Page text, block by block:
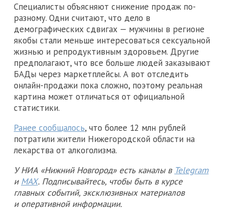
Специалисты объясняют снижение продаж по-
разному. Одни считают, что дело в
демографических сдвигах — мужчины в регионе
якобы стали меньше интересоваться сексуальной
жизнью и репродуктивным здоровьем. Другие
предполагают, что все больше людей заказывают
БАДы через маркетплейсы. А вот отследить
онлайн-продажи пока сложно, поэтому реальная
картина может отличаться от официальной
статистики.
Ранее сообщалось, что более 12 млн рублей
потратили жители Нижегородской области на
лекарства от алкоголизма.
У НИА «Нижний Новгород» есть каналы в Telegram
и MAX. Подписывайтесь, чтобы быть в курсе
главных событий, эксклюзивных материалов
и оперативной информации.